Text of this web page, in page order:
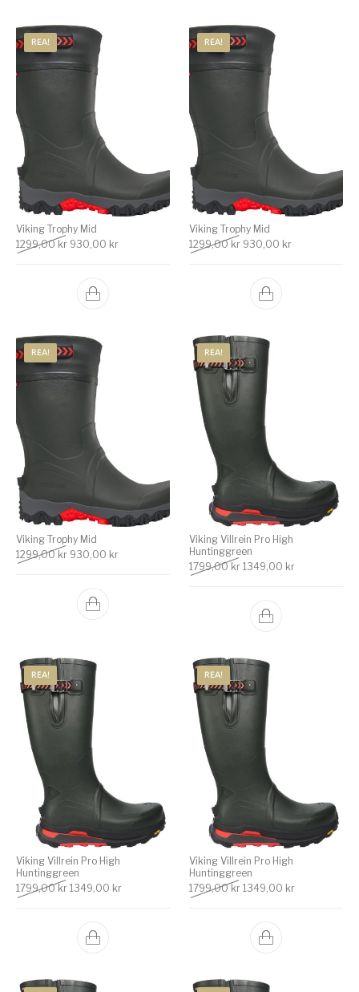
REA!
Viking Trophy Mid
1299,00 kr Det ursprungliga priset var: 1299,00 kr.
930,00 krDet nuvarande priset är: 930,00 kr.
REA!
Viking Trophy Mid
1299,00 kr Det ursprungliga priset
930,00 krDet
REA!
Viking Trophy Mid
1299,00kr Det ursprungliga priset var: 1299,00 kr.
930,00 krDet nuvarande priset är: 930,00 kr.
REA!
Viking Villrein Pro High
Huntinggreen
1799,00kr Det ursprungliga priset
1349,00 krDet
REA!
Viking Villrein Pro High
Huntinggreen
1799,00 kr Det ursprungliga priset var: 1799,00 kr.
1349,00 krDet nuvarande priset är: 1349,00 kr.
REA!
Viking Villrein Pro High
Huntinggreen
1799,00 kr Det ursprungliga priset
1349,00 krDet